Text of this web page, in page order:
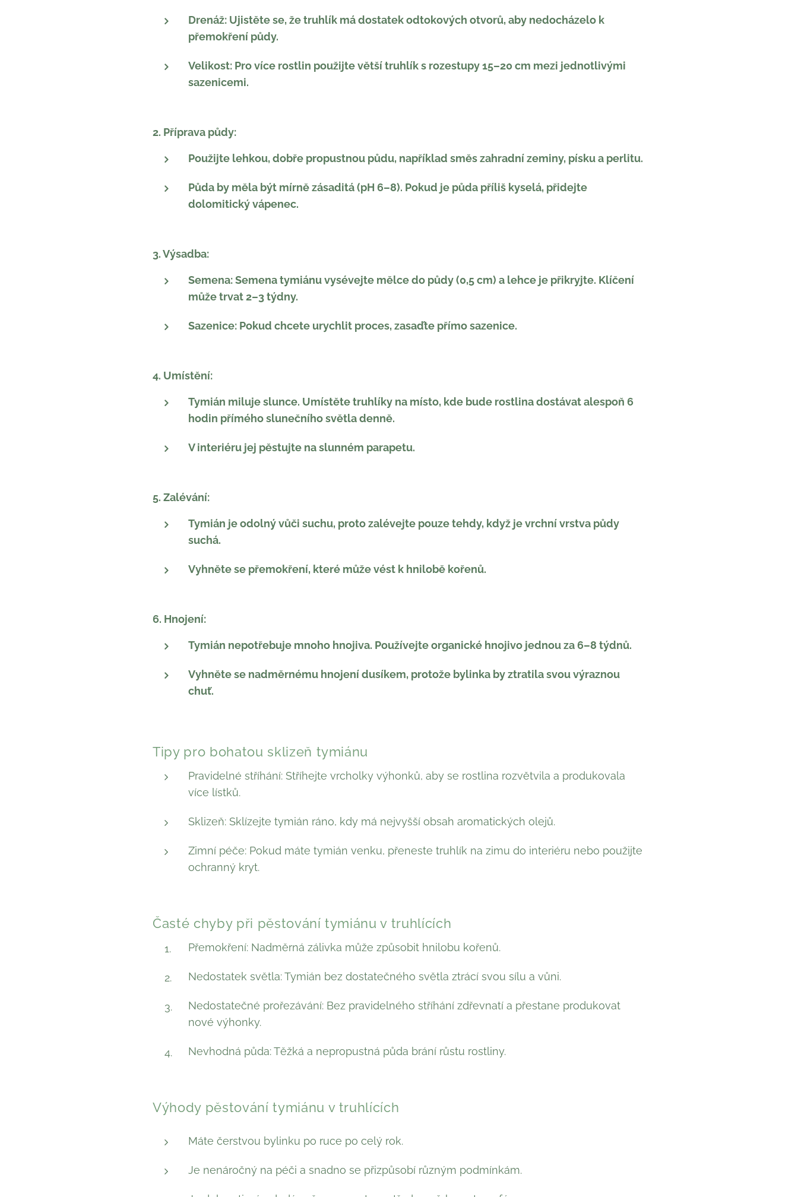
Drenáž: Ujistěte se, že truhlík má dostatek odtokových otvorů, aby nedocházelo k
přemokření půdy.
Velikost: Pro více rostlin použijte větší truhlík s rozestupy 15–20 cm mezi jednotlivými
sazenicemi.
2. Příprava půdy:
Použijte lehkou, dobře propustnou půdu, například směs zahradní zeminy, písku a perlitu.
Půda by měla být mírně zásaditá (pH 6–8). Pokud je půda příliš kyselá, přidejte
dolomitický vápenec.
3. Výsadba:
Semena: Semena tymiánu vysévejte mělce do půdy (0,5 cm) a lehce je přikryjte. Klíčení
může trvat 2–3 týdny.
Sazenice: Pokud chcete urychlit proces, zasaďte přímo sazenice.
4. Umístění:
Tymián miluje slunce. Umístěte truhlíky na místo, kde bude rostlina dostávat alespoň 6
hodin přímého slunečního světla denně.
V interiéru jej pěstujte na slunném parapetu.
5. Zalévání:
Tymián je odolný vůči suchu, proto zalévejte pouze tehdy, když je vrchní vrstva půdy
suchá.
Vyhněte se přemokření, které může vést k hnilobě kořenů.
6. Hnojení:
Tymián nepotřebuje mnoho hnojiva. Používejte organické hnojivo jednou za 6–8 týdnů.
Vyhněte se nadměrnému hnojení dusíkem, protože bylinka by ztratila svou výraznou
chuť.
Tipy pro bohatou sklizeň tymiánu
Pravidelné stříhání: Stříhejte vrcholky výhonků, aby se rostlina rozvětvila a produkovala
více lístků.
Sklizeň: Sklízejte tymián ráno, kdy má nejvyšší obsah aromatických olejů.
Zimní péče: Pokud máte tymián venku, přeneste truhlík na zimu do interiéru nebo použijte
ochranný kryt.
Časté chyby při pěstování tymiánu v truhlících
Přemokření: Nadměrná zálivka může způsobit hnilobu kořenů.
Nedostatek světla: Tymián bez dostatečného světla ztrácí svou sílu a vůni.
Nedostatečné prořezávání: Bez pravidelného stříhání zdřevnatí a přestane produkovat
nové výhonky.
Nevhodná půda: Těžká a nepropustná půda brání růstu rostliny.
Výhody pěstování tymiánu v truhlících
Máte čerstvou bylinku po ruce po celý rok.
Je nenáročný na péči a snadno se přizpůsobí různým podmínkám.